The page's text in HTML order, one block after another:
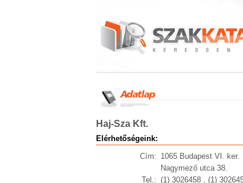
Haj-Sza Kft.
Elérhetőségeink:
Cím: 1065 Budapest VI. ker.
Nagymező utca 38.
Tel.: (1) 3026458 , (1)